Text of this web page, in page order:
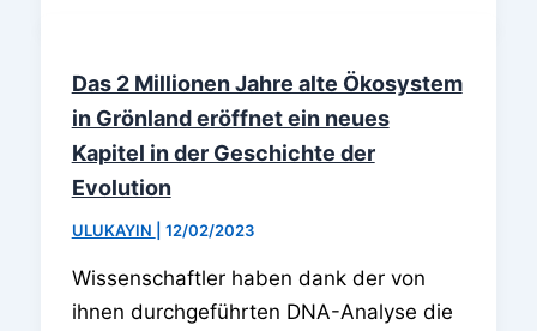
Das 2 Millionen Jahre alte Ökosystem
in Grönland eröffnet ein neues
Kapitel in der Geschichte der
Evolution
ULUKAYIN 12/02/2023
Wissenschaftler haben dank der von
ihnen durchgeführten DNA-Analyse die